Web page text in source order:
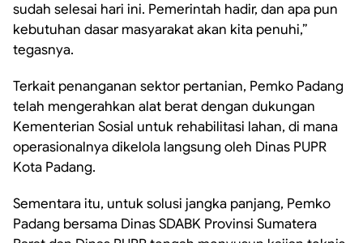
sudah selesai hari ini. Pemerintah hadir, dan apa pun
kebutuhan dasar masyarakat akan kita penuhi,”
tegasnya.
Terkait penanganan sektor pertanian, Pemko Padang
telah mengerahkan alat berat dengan dukungan
Kementerian Sosial untuk rehabilitasi lahan, di mana
operasionalnya dikelola langsung oleh Dinas PUPR
Kota Padang.
Sementara itu, untuk solusi jangka panjang, Pemko
Padang bersama Dinas SDABK Provinsi Sumatera